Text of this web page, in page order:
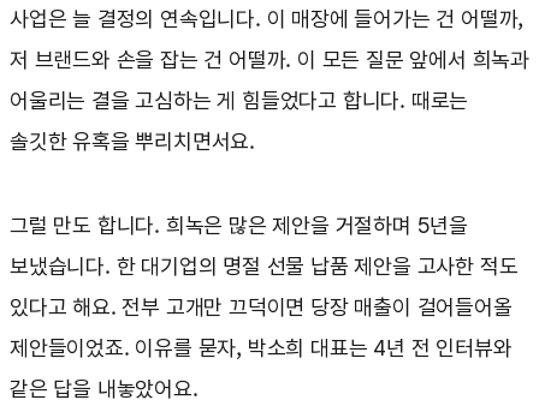
사업은 늘 결정의 연속입니다. 이 매장에 들어가는 건 어떨까,
저 브랜드와 손을 잡는 건 어떨까. 이 모든 질문 앞에서 희녹과
어울리는 결을 고심하는 게 힘들었다고 합니다. 때로는
솔깃한 유혹을 뿌리치면서요.
그럴 만도 합니다. 희녹은 많은 제안을 거절하며 5년을
보냈습니다. 한 대기업의 명절 선물 납품 제안을 고사한 적도
있다고 해요. 전부 고개만 끄덕이면 당장 매출이 걸어들어올
제안들이었죠. 이유를 묻자, 박소희 대표는 4년 전 인터뷰와
같은 답을 내놓았어요.